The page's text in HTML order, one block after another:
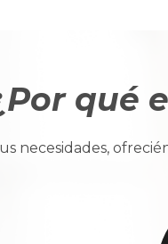
qué
necesidades,